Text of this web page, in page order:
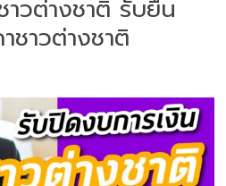
วต่างชาติ รับยื่น
ชาวต่างชาติ